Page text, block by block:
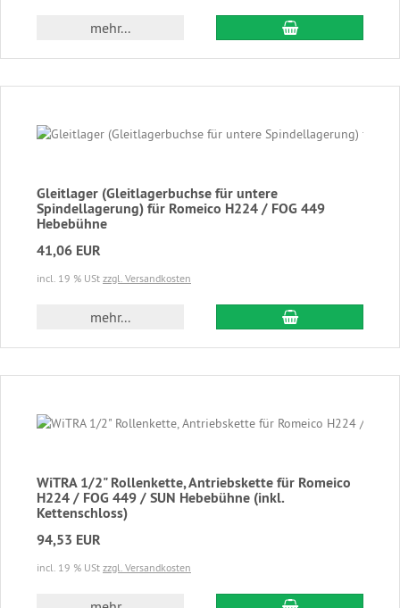
mehr... In den
Gleitlager (Gleitlagerbuchse für untere
Spindellagerung) für Romeico H224 / FOG 449
Hebebühne
41,06 EUR
incl. 19 % USt zzgl. Versandkosten
mehr... In den
WiTRA 1/2" Rollenkette, Antriebskette für Romeico
H224 / FOG 449 / SUN Hebebühne (inkl.
Kettenschloss)
94,53 EUR
incl. 19 % USt zzgl. Versandkosten